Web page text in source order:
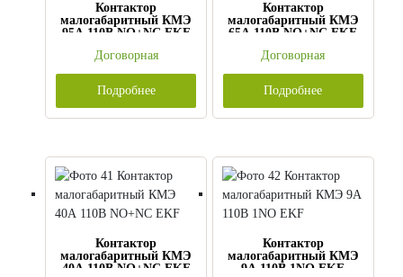
Контактор
малогабаритный КМЭ
95А 110В NO+NC EKF
Договорная
Подробнее
Контактор
малогабаритный КМЭ
65А 110В NO+NC EKF
Договорная
Подробнее
Контактор
малогабаритный КМЭ
40А 110В NO+NC EKF
Контактор
малогабаритный КМЭ
9А 110В 1NO EKF